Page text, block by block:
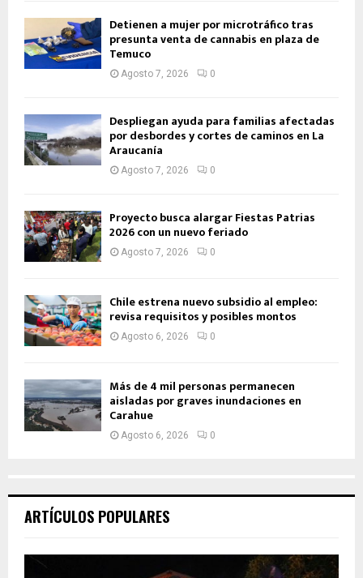
Detienen a mujer por microtráfico tras
presunta venta de cannabis en plaza de
Temuco
Agosto 7, 2026 0
Despliegan ayuda para familias afectadas
por desbordes y cortes de caminos en La
Araucanía
Agosto 7, 2026 0
Proyecto busca alargar Fiestas Patrias
2026 con un nuevo feriado
Agosto 7, 2026 0
Chile estrena nuevo subsidio al empleo:
revisa requisitos y posibles montos
Agosto 6, 2026 0
Más de 4 mil personas permanecen
aisladas por graves inundaciones en
Carahue
Agosto 6, 2026 0
ARTÍCULOS POPULARES